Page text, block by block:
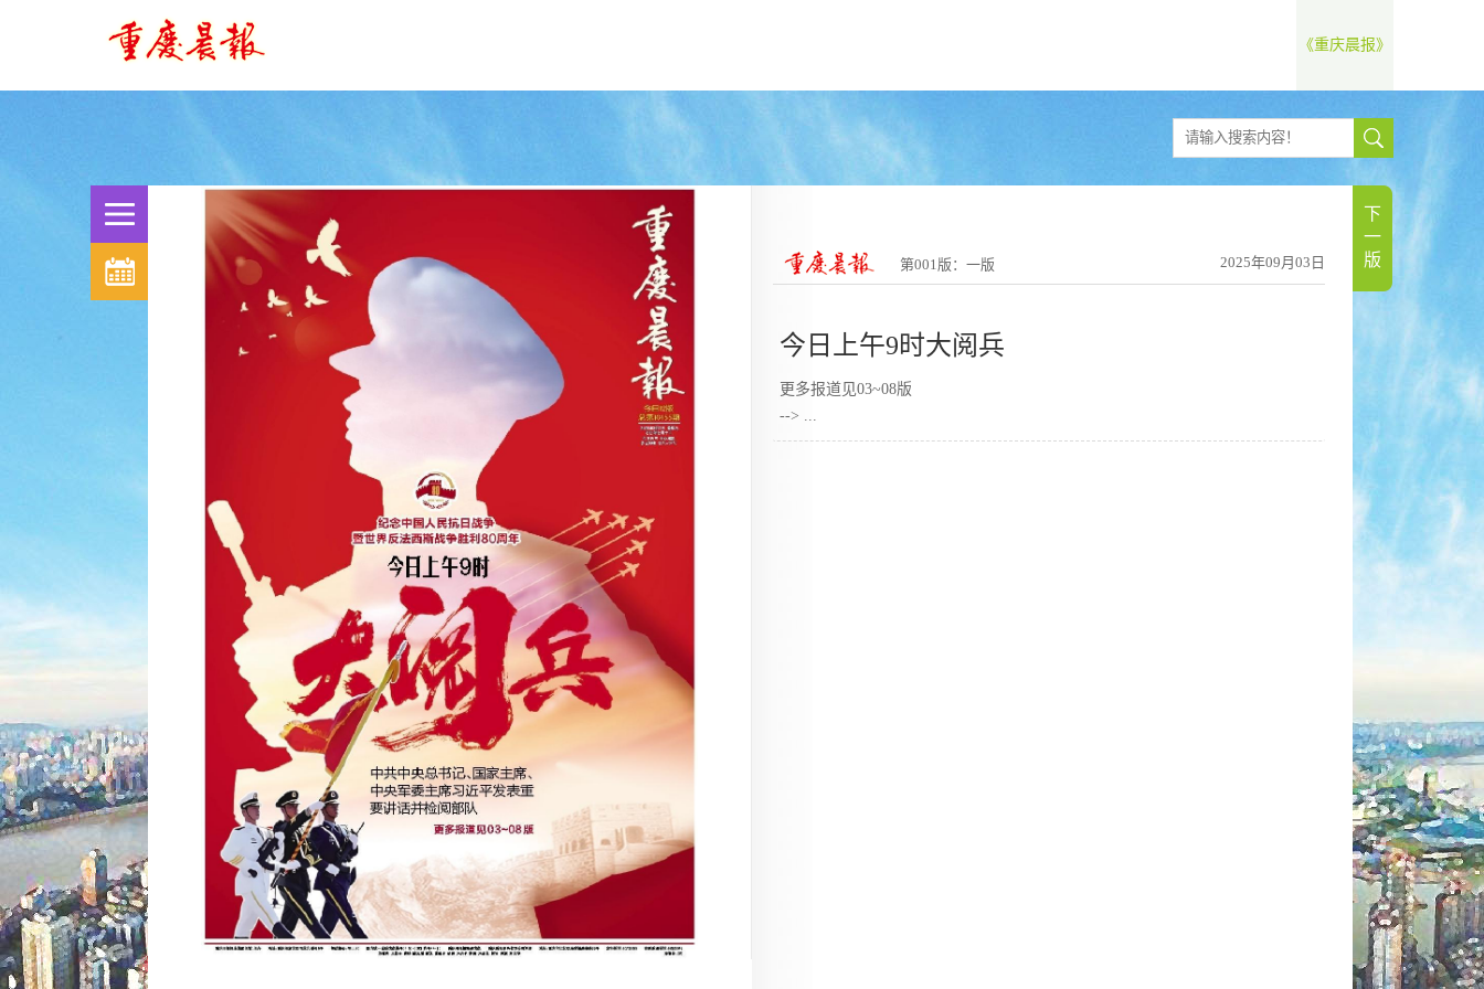
《重庆晨报》
2025年09月03日
第001版：一版
今日上午9时大阅兵
更多报道见03~08版
--> ...
下
一
版